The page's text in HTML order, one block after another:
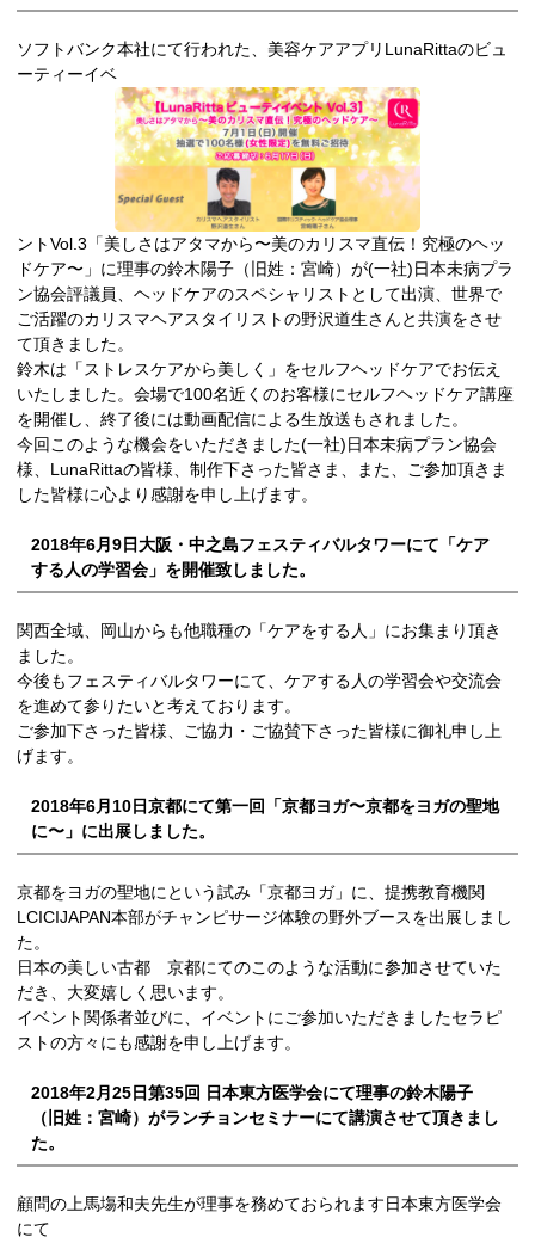
ソフトバンク本社にて行われた、美容ケアアプリLunaRittaのビュ
ーティーイベ
ントVol.3「美しさはアタマから〜美のカリスマ直伝！究極のヘッ
ドケア〜」に理事の鈴木陽子（旧姓：宮崎）が(一社)日本未病プラ
ン協会評議員、ヘッドケアのスペシャリストとして出演、世界で
ご活躍のカリスマヘアスタイリストの野沢道生さんと共演をさせ
て頂きました。
鈴木は「ストレスケアから美しく」をセルフヘッドケアでお伝え
いたしました。会場で100名近くのお客様にセルフヘッドケア講座
を開催し、終了後には動画配信による生放送もされました。
今回このような機会をいただきました(一社)日本未病プラン協会
様、LunaRittaの皆様、制作下さった皆さま、また、ご参加頂きま
した皆様に心より感謝を申し上げます。
2018年6月9日大阪・中之島フェスティバルタワーにて「ケア
する人の学習会」を開催致しました。
関西全域、岡山からも他職種の「ケアをする人」にお集まり頂き
ました。
今後もフェスティバルタワーにて、ケアする人の学習会や交流会
を進めて参りたいと考えております。
ご参加下さった皆様、ご協力・ご協賛下さった皆様に御礼申し上
げます。
2018年6月10日京都にて第一回「京都ヨガ〜京都をヨガの聖地
に〜」に出展しました。
京都をヨガの聖地にという試み「京都ヨガ」に、提携教育機関
LCICIJAPAN本部がチャンピサージ体験の野外ブースを出展しまし
た。
日本の美しい古都 京都にてのこのような活動に参加させていた
だき、大変嬉しく思います。
イベント関係者並びに、イベントにご参加いただきましたセラピ
ストの方々にも感謝を申し上げます。
2018年2月25日第35回 日本東方医学会にて理事の鈴木陽子
（旧姓：宮崎）がランチョンセミナーにて講演させて頂きまし
た。
顧問の上馬塲和夫先生が理事を務めておられます日本東方医学会
にて